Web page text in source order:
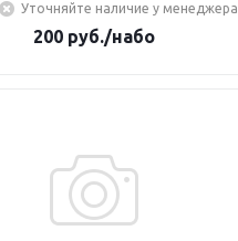
Уточняйте наличие у менеджера
200руб./набо